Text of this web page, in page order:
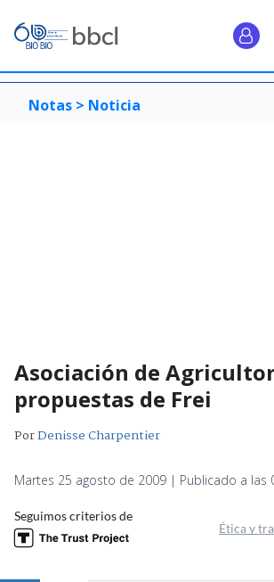
Notas > Noticia
Asociación de
propuestas de Frei
PorDenisse Charpentier
Martes 25 agosto de 2009 | Publicado a las
Seguimos criterios de
Ética y